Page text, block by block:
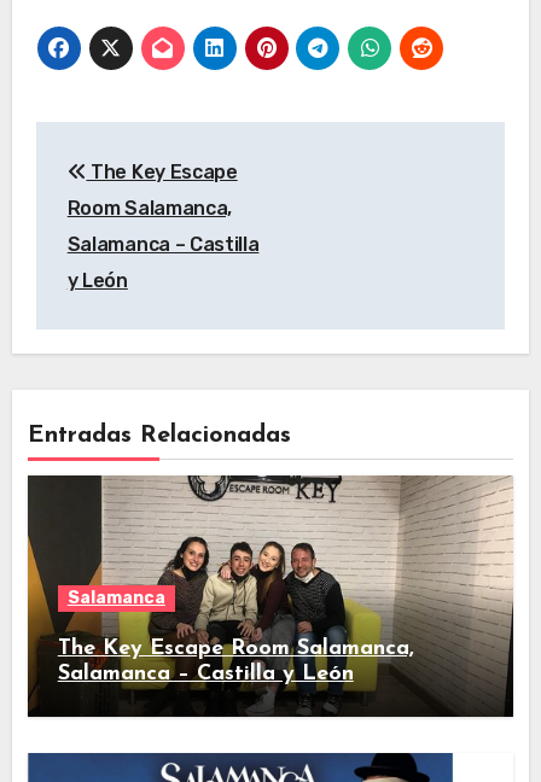
Castilla y León
Castilla y León
de
entradas
The Key Escape
Room Salamanca,
Salamanca – Castilla
y León
Entradas Relacionadas
Salamanca
The Key Escape Room Salamanca,
Salamanca – Castilla y León